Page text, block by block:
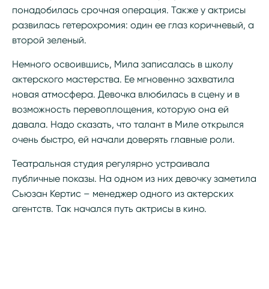
понадобилась срочная операция. Также у актрисы
развилась гетерохромия: один ее глаз коричневый, а
второй зеленый.
Немного освоившись, Мила записалась в школу
актерского мастерства. Ее мгновенно захватила
новая атмосфера. Девочка влюбилась в сцену и в
возможность перевоплощения, которую она ей
давала. Надо сказать, что талант в Миле открылся
очень быстро, ей начали доверять главные роли.
Театральная студия регулярно устраивала
публичные показы. На одном из них девочку заметила
Сьюзан Кертис – менеджер одного из актерских
агентств. Так начался путь актрисы в кино.